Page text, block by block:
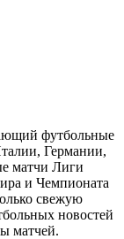
футбольные
Германии,
матчи Лиги
и Чемпионата
свежую
новостей
матчей.